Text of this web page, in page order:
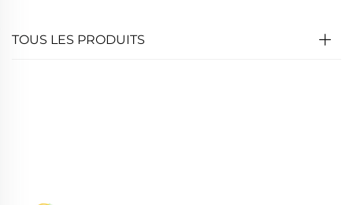
TOUS LES PRODUITS